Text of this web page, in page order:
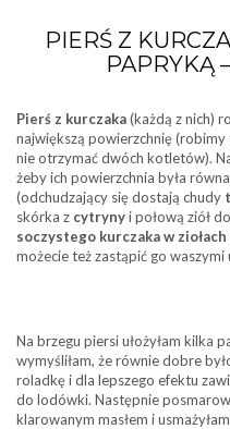
PIERŚ Z
PAPRYKĄ
Pierś z kurczaka(każdą z nich)
największą powierzchnię
nie otrzymać dwóch kotletów).
żeby ich powierzchnia była
(odchudzający się dostają chudy
skórka z cytrynyi połową ziół
soczystego kurczaka w
możecie też zastąpić go waszymi
Na brzegu piersi ułożyłam kilka
wymyśliłam, że równie dobre
roladkę i dla lepszego efektu
do lodówki. Następnie
klarowanym masłem i